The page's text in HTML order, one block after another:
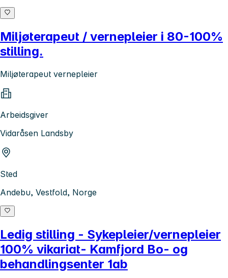
Miljøterapeut / vernepleier i 80-100%
stilling.
Miljøterapeut vernepleier
Arbeidsgiver
Vidaråsen Landsby
Sted
Andebu, Vestfold, Norge
Ledig stilling - Sykepleier/vernepleier
100% vikariat- Kamfjord Bo- og
behandlingsenter 1ab